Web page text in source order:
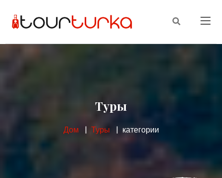
Туры
Дом Туры категории